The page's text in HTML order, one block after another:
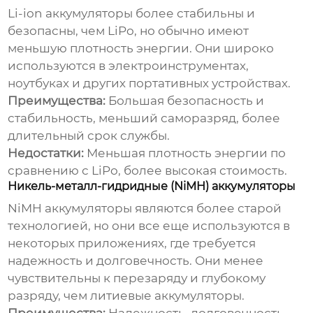
Li-ion аккумуляторы более стабильны и
безопасны, чем LiPo, но обычно имеют
меньшую плотность энергии. Они широко
используются в электроинструментах,
ноутбуках и других портативных устройствах.
Преимущества: Большая безопасность и
стабильность, меньший саморазряд, более
длительный срок службы.
Недостатки: Меньшая плотность энергии по
сравнению с LiPo, более высокая стоимость.
Никель-металл-гидридные (NiMH) аккумуляторы
NiMH аккумуляторы являются более старой
технологией, но они все еще используются в
некоторых приложениях, где требуется
надежность и долговечность. Они менее
чувствительны к перезаряду и глубокому
разряду, чем литиевые аккумуляторы.